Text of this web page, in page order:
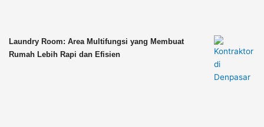
Laundry Room: Area Multifungsi yang Membuat
Rumah Lebih Rapi dan Efisien